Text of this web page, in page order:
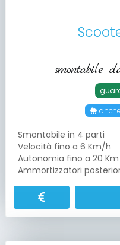
smontabile
Smontabile in 4 parti
Velocità fino a 6 Km/h
Autonomia fino a 20 Km
Ammortizzatori